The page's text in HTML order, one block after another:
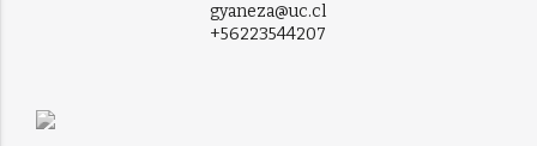
gyaneza@uc.cl
+56223544207